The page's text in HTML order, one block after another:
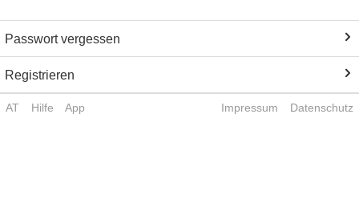
Passwort vergessen
Registrieren
AT Hilfe App Impressum Datenschutz